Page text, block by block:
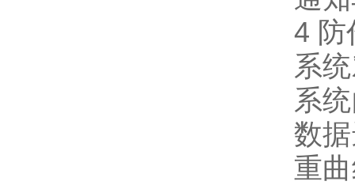
4 防
系
系
数
重